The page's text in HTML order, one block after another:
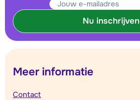
Nu inschrijven
Meer informatie
Contact